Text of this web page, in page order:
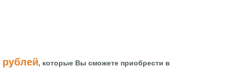
рублей, которые Вы сможете приобрести в